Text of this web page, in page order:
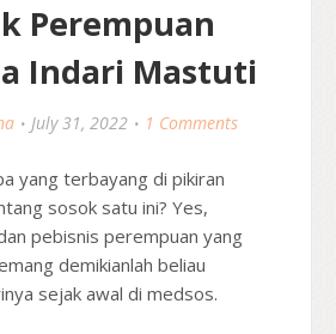
Perempuan
Indari Mastuti
July 31, 2022 1 Comments
yang terbayang di pikiran
sosok satu ini? Yes,
pebisnis perempuan yang
demikianlah beliau
sejak awal di medsos.